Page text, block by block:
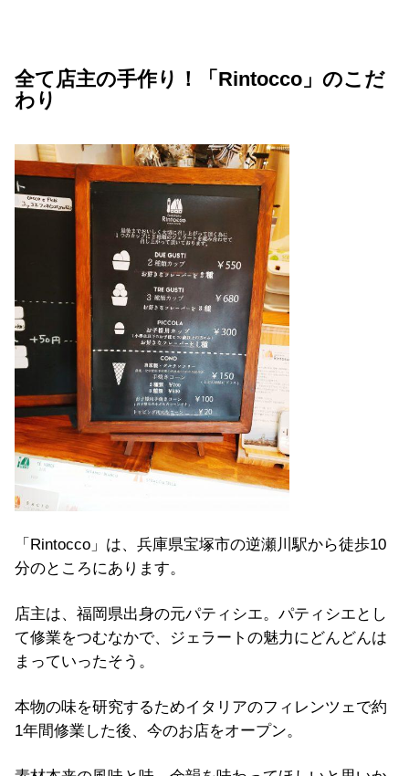
全て店主の手作り！「Rintocco」のこだ
わり
「Rintocco」は、兵庫県宝塚市の逆瀬川駅から徒歩10
分のところにあります。
店主は、福岡県出身の元パティシエ。パティシエとし
て修業をつむなかで、ジェラートの魅力にどんどんは
まっていったそう。
本物の味を研究するためイタリアのフィレンツェで約
1年間修業した後、今のお店をオープン。